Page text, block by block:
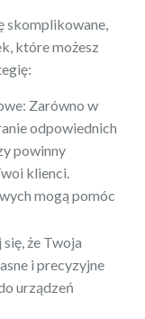
skomplikowane,
które możesz
Zarówno w
odpowiednich
powinny
klienci.
mogą pomóc
że Twoja
i precyzyjne
urządzeń